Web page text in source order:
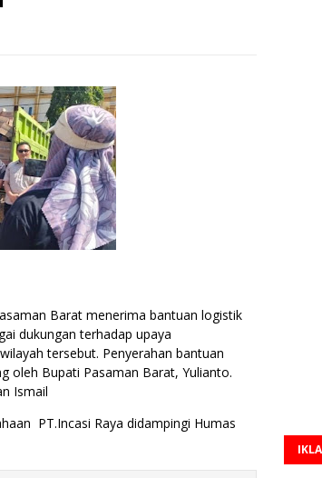
Barat menerima bantuan logistik
dukungan terhadap upaya
tersebut. Penyerahan bantuan
oleh Bupati Pasaman Barat, Yulianto.
Ismail
PT.Incasi Raya didampingi Humas